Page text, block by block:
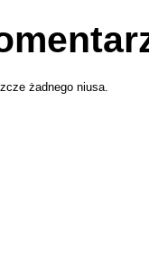
żadnego niusa.